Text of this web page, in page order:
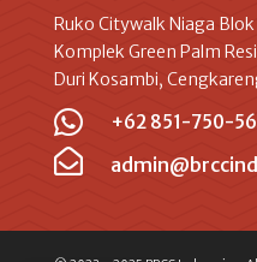
Ruko Citywalk Niaga Blok
Komplek Green Palm
Duri Kosambi,
 +62 851-750-
